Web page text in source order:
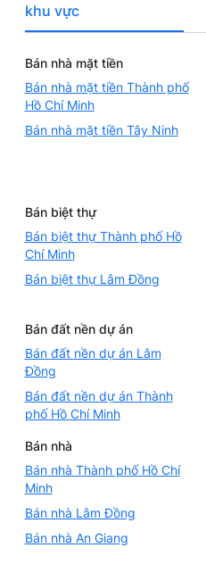
khu vực
Bán nhà mặt tiền
Bán nhà mặt tiền Thành phố
Hồ Chí Minh
Bán nhà mặt tiền Tây Ninh
Bán biệt thự
Bán biệt thự Thành phố Hồ
Chí Minh
Bán biệt thự Lâm Đồng
Bán đất nền dự án
Bán đất nền dự án Lâm
Đồng
Bán đất nền dự án Thành
phố Hồ Chí Minh
Bán nhà
Bán nhà Thành phố Hồ Chí
Minh
Bán nhà Lâm Đồng
Bán nhà An Giang